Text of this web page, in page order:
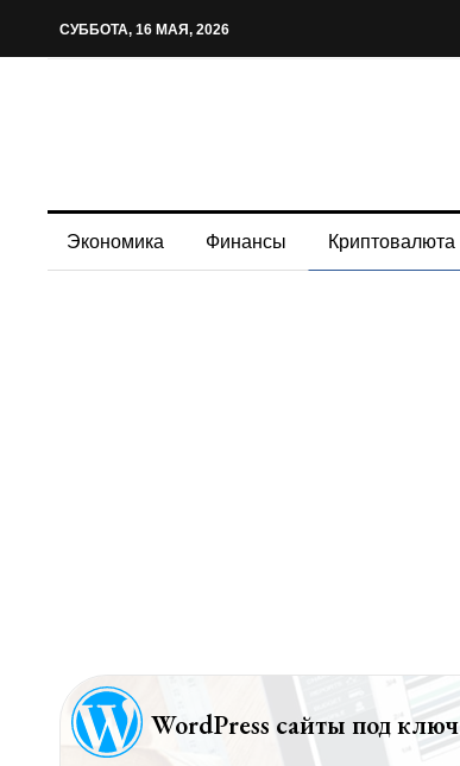
СУББОТА, 16 МАЯ, 2026
Экономика Финансы Криптовалюта
WordPress сайты под ключ